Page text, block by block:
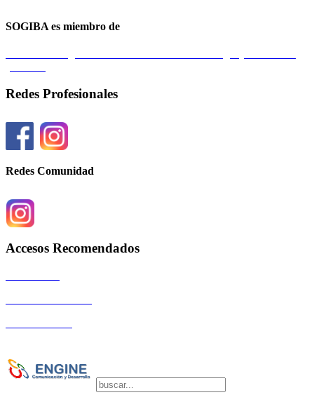
SOGIBA es miembro de
Redes Profesionales
Redes Comunidad
Accesos Recomendados